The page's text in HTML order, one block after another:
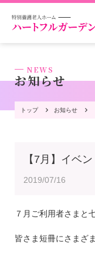
NEWS
お知らせ
トップ お知らせ
【7月】イベ
2019/07/16
７月ご利用者さまと
皆さま短冊にさまざ